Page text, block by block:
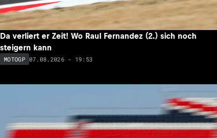
Da verliert er Zeit! Wo Raul Fernandez (2.) sich noch
steigern kann
MOTOGP 07.08.2026 - 19:53